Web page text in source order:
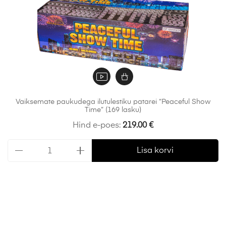
Vaiksemate paukudega ilutulestiku patarei “Peaceful Show
Time” (169 lasku)
Hind e-poes: 219.00€
Lisa korvi